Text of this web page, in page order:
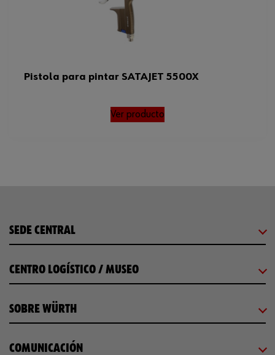
Pistola para pintar SATAJET 5500X
Ver producto
SEDE CENTRAL
CENTRO LOGÍSTICO / MUSEO
SOBRE WÜRTH
COMUNICACIÓN